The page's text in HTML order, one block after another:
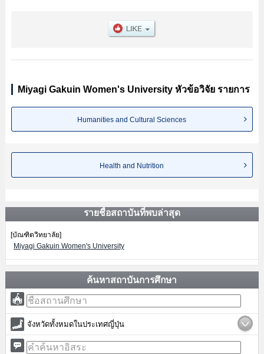
Miyagi Gakuin Women's University หัวข้อวิจัย รายการ
Humanities and Cultural Sciences
Health and Nutrition
รายชื่อสถาบันที่พบล่าสุด
[บัณฑิตวิทยาลัย]
Miyagi Gakuin Women's University
ค้นหาสถาบันการศึกษา
จังหวัดทั้งหมดในประเทศญี่ปุ่น